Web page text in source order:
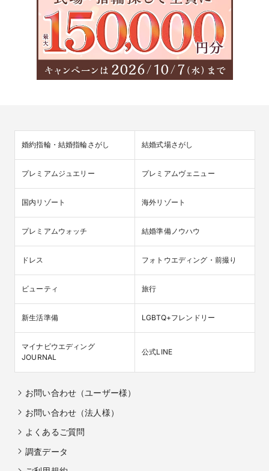
婚約指輪・結婚指輪さがし 結婚式場さがし
プレミアムジュエリー プレミアムヴェニュー
国内リゾート 海外リゾート
プレミアムウォッチ 結婚準備ノウハウ
ドレス フォトウエディング・前撮り
ビューティ 旅行
新生活準備 LGBTQ+フレンドリー
マイナビウエディング
JOURNAL
公式LINE
お問い合わせ（ユーザー様）
お問い合わせ（法人様）
よくあるご質問
調査データ